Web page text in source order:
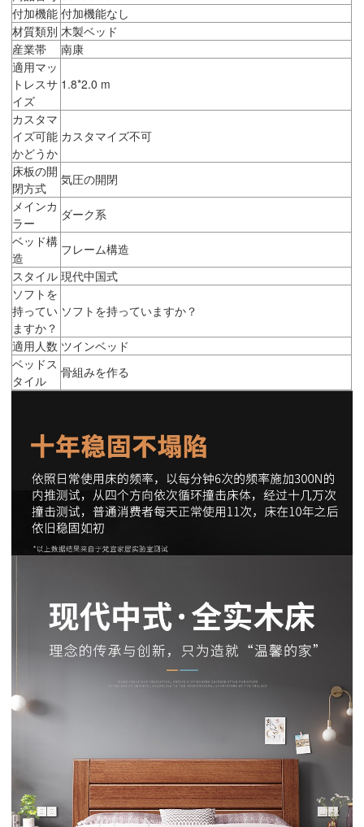
付加機能 付加機能なし
材質類別 木製ベッド
産業帯
南康
適用マッ
トレスサ
イズ
1.8*2.0 m
カスタマ
イズ可能
かどうか
カスタマイズ不可
床板の開
閉方式
気圧の開閉
メインカ
ラー
ダーク系
ベッド構
造
フレーム構造
スタイル 現代中国式
ソフトを
持ってい
ますか？
ソフトを持っていますか？
適用人数 ツインベッド
ベッドス
タイル
骨組みを作る